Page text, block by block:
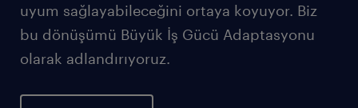
uyum sağlayabileceğini ortaya koyuyor. Biz
bu dönüşümü Büyük İş Gücü Adaptasyonu
olarak adlandırıyoruz.